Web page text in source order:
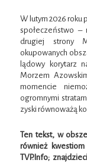
W lutym 2026 roku
społeczeństwo –
drugiej strony
okupowanych
lądowy korytarz
Morzem
momencie
ogromnymi
zyski równoważą
Ten tekst, w
również
TVP.Info;